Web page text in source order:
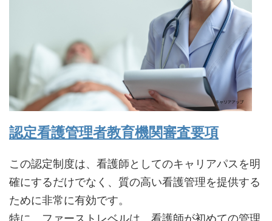
認定看護管理者教育機関審査要項
この認定制度は、看護師としてのキャリアパスを明
確にするだけでなく、質の高い看護管理を提供する
ために非常に有効です。
特に、ファーストレベルは、看護師が初めての管理